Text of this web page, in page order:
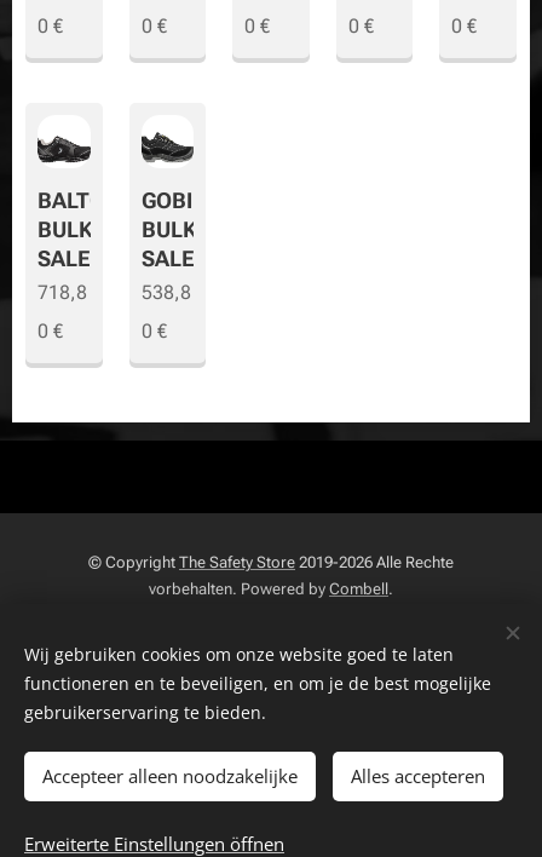
0 €
0 €
0 €
0 €
0 €
BALTO
BULK
SALE
718,8
0 €
GOBI
BULK
SALE
538,8
0 €
© Copyright The Safety Store 2019-2026 Alle Rechte
vorbehalten. Powered by Combell.
The VDB Store Company
- Die Niederlande - Luxemburg -
MwSt
0715.797.741 - Datenschutzrichtlinie
Geschaftsbedingungen
Cookies
Wij gebruiken cookies om onze website goed te laten
functioneren en te beveiligen, en om je de best mogelijke
gebruikerservaring te bieden.
Accepteer alleen noodzakelijke Alles accepteren
Erweiterte Einstellungen öffnen